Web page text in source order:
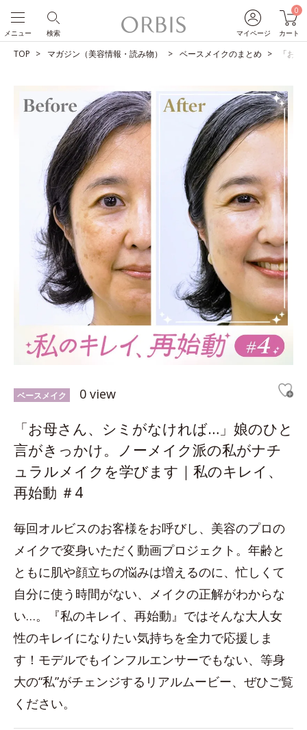
マイページ
0
カート
検索
メニュー
TOP マガジン（美容情報・読み物） ベースメイクのまとめ 「お
ベースメイク 0 view
「お母さん、シミがなければ…」娘のひと
言がきっかけ。ノーメイク派の私がナチ
ュラルメイクを学びます｜私のキレイ、
再始動 ＃4
毎回オルビスのお客様をお呼びし、美容のプロの
メイクで変身いただく動画プロジェクト。年齢と
ともに肌や顔立ちの悩みは増えるのに、忙しくて
自分に使う時間がない、メイクの正解がわからな
い…。『私のキレイ、再始動』ではそんな大人女
性のキレイになりたい気持ちを全力で応援しま
す！モデルでもインフルエンサーでもない、等身
大の“私”がチェンジするリアルムービー、ぜひご覧
ください。